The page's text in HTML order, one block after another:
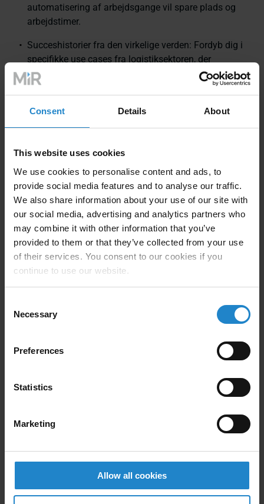
Consent Details About
This website uses cookies
We use cookies to personalise content and ads, to
provide social media features and to analyse our traffic.
We also share information about your use of our site with
our social media, advertising and analytics partners who
may combine it with other information that you’ve
provided to them or that they’ve collected from your use
of their services. You consent to our cookies if you
continue to use our website.
Selection
Necessary
Preferences
Statistics
Marketing
Allow all cookies
automatisering af arbejdsgange vil spare plads og
arbejdstimer.
Succeshistorier fra den virkelige verden: Fordyb dig i
specifikke use cases fra logistiksektoren, der
illustrerer de håndgribelige fordele ved AMR-
integration.
Forestil dig en fremtid, hvor dine operationer kører som
alle led. Forestil dig omkostningsbesparelserne, den
øgede produktivitet og evnen til at tilpasse sig
øjeblikkeligt til skiftende krav. Det er ikke bare en vision
- det er den virkelighed, du kan opnå med AMR.